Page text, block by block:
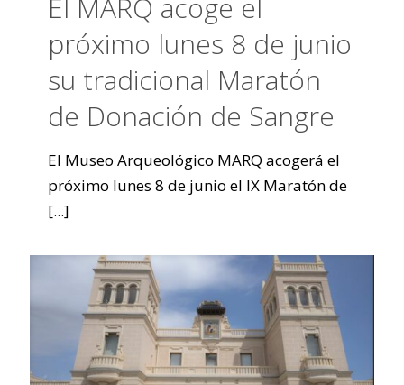
El MARQ acoge el
próximo lunes 8 de junio
su tradicional Maratón
de Donación de Sangre
El Museo Arqueológico MARQ acogerá el
próximo lunes 8 de junio el IX Maratón de
[...]